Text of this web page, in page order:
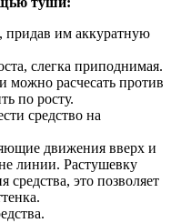
им аккуратную
слегка приподнимая.
можно расчесать против
по росту.
средство на
движения вверх и
линии. Растушевку
это позволяет